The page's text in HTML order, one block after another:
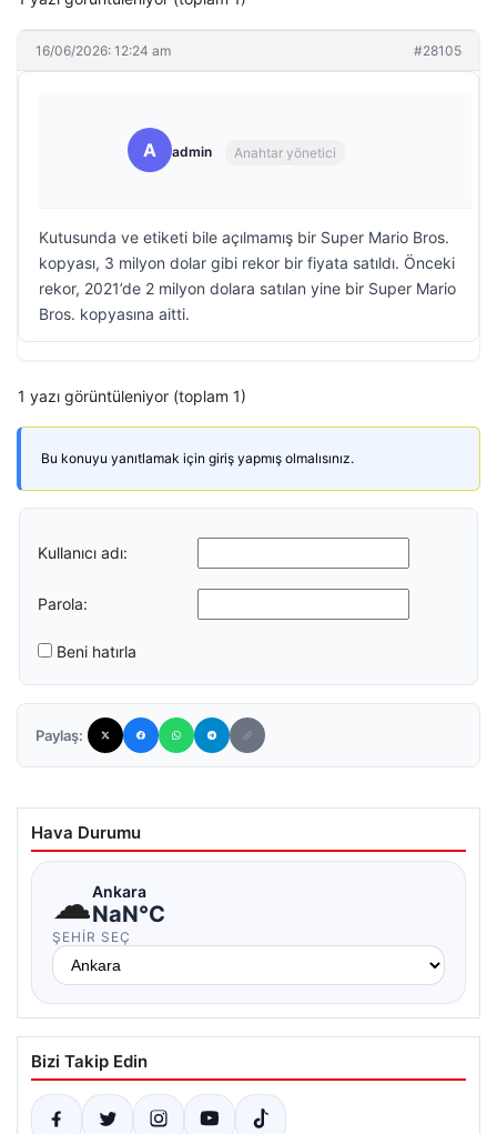
16/06/2026: 12:24 am #28105
A admin Anahtar yönetici
Kutusunda ve etiketi bile açılmamış bir Super Mario Bros.
kopyası, 3 milyon dolar gibi rekor bir fiyata satıldı. Önceki
rekor, 2021’de 2 milyon dolara satılan yine bir Super Mario
Bros. kopyasına aitti.
1 yazı görüntüleniyor (toplam 1)
Bu konuyu yanıtlamak için giriş yapmış olmalısınız.
Kullanıcı adı:
Parola:
Beni hatırla
Paylaş:
Hava Durumu
☁Ankara
NaN°C
ŞEHIR SEÇ
Bizi Takip Edin